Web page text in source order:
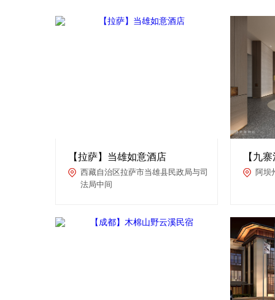
【拉萨】当雄如意酒店
西藏自治区拉萨市当雄县民政局与司
法局中间
【九
阿坝